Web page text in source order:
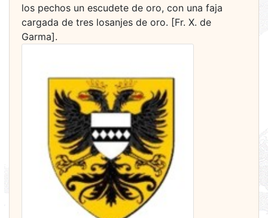
los pechos un escudete de oro, con una faja
cargada de tres losanjes de oro. [Fr. X. de
Garma].